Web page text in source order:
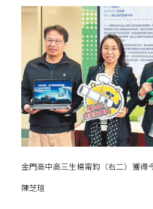
金門高中高三生楊甯鈞（右二）獲得
陳芝瑄